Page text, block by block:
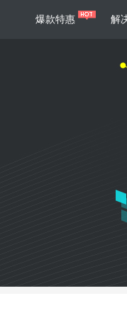
爆款特惠 解
集源视频
以及 内
大
低成本有
数据，降
服